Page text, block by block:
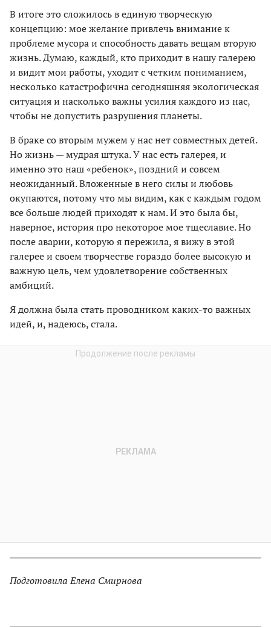
В итоге это сложилось в единую творческую
концепцию: мое желание привлечь внимание к
проблеме мусора и способность давать вещам вторую
жизнь. Думаю, каждый, кто приходит в нашу галерею
и видит мои работы, уходит с четким пониманием,
несколько катастрофична сегодняшняя экологическая
ситуация и насколько важны усилия каждого из нас,
чтобы не допустить разрушения планеты.
В браке со вторым мужем у нас нет совместных детей.
Но жизнь — мудрая штука. У нас есть галерея, и
именно это наш «ребенок», поздний и совсем
неожиданный. Вложенные в него силы и любовь
окупаются, потому что мы видим, как с каждым годом
все больше людей приходят к нам. И это была бы,
наверное, история про некоторое мое тщеславие. Но
после аварии, которую я пережила, я вижу в этой
галерее и своем творчестве гораздо более высокую и
важную цель, чем удовлетворение собственных
амбиций.
Я должна была стать проводником каких-то важных
идей, и, надеюсь, стала.
Подготовила Елена Смирнова